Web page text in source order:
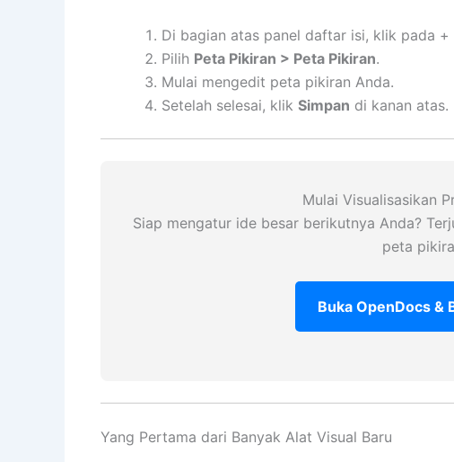
Di bagian atas panel daftar isi, klik pada +
Pilih Peta Pikiran > Peta Pikiran.
Mulai mengedit peta pikiran Anda.
Setelah selesai, klik Simpan di kanan atas.
Mulai Visualisasikan
Siap mengatur ide besar berikutnya Anda?
peta
Buka OpenDocs &
Yang Pertama dari Banyak Alat Visual Baru